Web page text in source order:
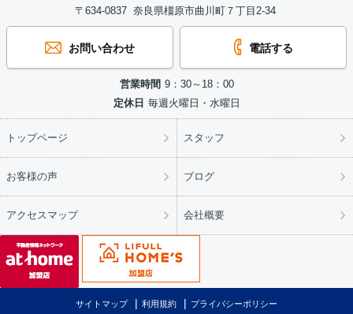
〒634-0837 奈良県橿原市曲川町７丁目2-34
お問い合わせ 電話する
営業時間 9：30～18：00
定休日 毎週火曜日・水曜日
トップページ スタッフ
お客様の声 ブログ
アクセスマップ 会社概要
サイトマップ 利用規約 プライバシーポリシー